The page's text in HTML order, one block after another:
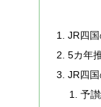
JR四
5カ年
JR四
予